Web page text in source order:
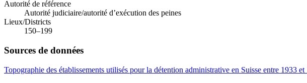
Autorité de référence
Autorité judiciaire/autorité d’exécution des peines
Lieux/Districts
150–199
Sources de données
Topographie des établissements utilisés pour la détention administrative en Suisse entre 1933 et